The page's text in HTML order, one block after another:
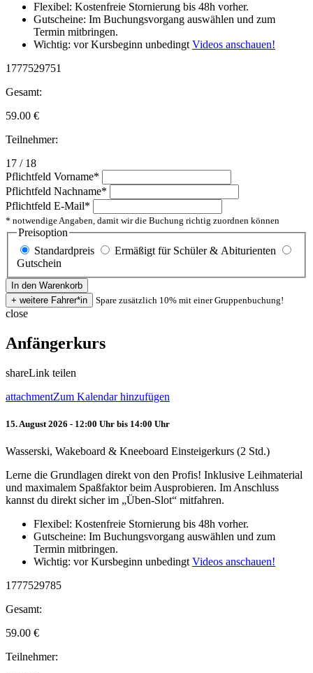
Flexibel: Kostenfreie Stornierung bis 48h vorher.
Gutscheine: Im Buchungsvorgang auswählen und zum
Termin mitbringen.
Wichtig: vor Kursbeginn unbedingt Videos anschauen!
1777529751
Gesamt:
59.00 €
Teilnehmer:
17 / 18
Pflichtfeld Vorname*
Pflichtfeld Nachname*
Pflichtfeld E-Mail*
* notwendige Angaben, damit wir die Buchung richtig zuordnen können
Preisoption
Standardpreis
Ermäßigt für Schüler & Abiturienten
Gutschein
Spare zusätzlich 10% mit einer Gruppenbuchung!
close
Anfängerkurs
shareLink teilen
attachmentZum Kalendar hinzufügen
15. August 2026 - 12:00 Uhr bis 14:00 Uhr
Wasserski, Wakeboard & Kneeboard Einsteigerkurs (2 Std.)
Lerne die Grundlagen direkt von den Profis! Inklusive Leihmaterial
und maximalem Spaßfaktor beim Ausprobieren. Im Anschluss
kannst du direkt sicher im „Üben-Slot“ mitfahren.
Flexibel: Kostenfreie Stornierung bis 48h vorher.
Gutscheine: Im Buchungsvorgang auswählen und zum
Termin mitbringen.
Wichtig: vor Kursbeginn unbedingt Videos anschauen!
1777529785
Gesamt:
59.00 €
Teilnehmer: